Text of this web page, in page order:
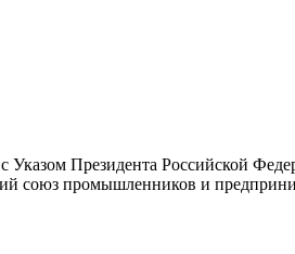
Президента Российской
союз промышленников и